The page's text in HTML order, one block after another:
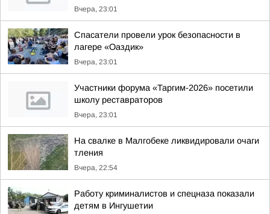
Вчера, 23:01
Спасатели провели урок безопасности в
лагере «Оаздик»
Вчера, 23:01
Участники форума «Таргим-2026» посетили
школу реставраторов
Вчера, 23:01
На свалке в Малгобеке ликвидировали очаги
тления
Вчера, 22:54
Работу криминалистов и спецназа показали
детям в Ингушетии